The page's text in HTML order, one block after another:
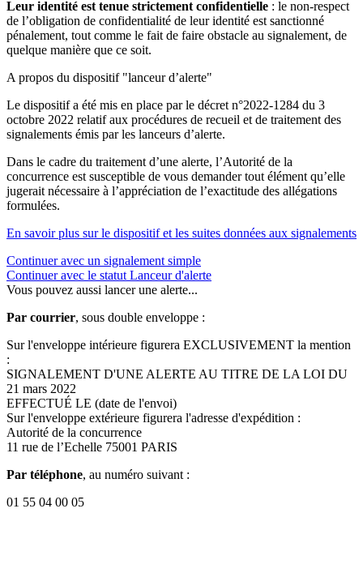
Leur identité est tenue strictement confidentielle : le non-respect
de l’obligation de confidentialité de leur identité est sanctionné
pénalement, tout comme le fait de faire obstacle au signalement, de
quelque manière que ce soit.
A propos du dispositif "lanceur d’alerte"
Le dispositif a été mis en place par le décret n°2022-1284 du 3
octobre 2022 relatif aux procédures de recueil et de traitement des
signalements émis par les lanceurs d’alerte.
Dans le cadre du traitement d’une alerte, l’Autorité de la
concurrence est susceptible de vous demander tout élément qu’elle
jugerait nécessaire à l’appréciation de l’exactitude des allégations
formulées.
En savoir plus sur le dispositif et les suites données aux signalements
Continuer avec un signalement simple
Continuer avec le statut Lanceur d'alerte
Vous pouvez aussi lancer une alerte...
Par courrier, sous double enveloppe :
Sur l'enveloppe intérieure figurera EXCLUSIVEMENT la mention
:
SIGNALEMENT D'UNE ALERTE AU TITRE DE LA LOI DU
21 mars 2022
EFFECTUÉ LE (date de l'envoi)
Sur l'enveloppe extérieure figurera l'adresse d'expédition :
Autorité de la concurrence
11 rue de l’Echelle 75001 PARIS
Par téléphone, au numéro suivant :
01 55 04 00 05